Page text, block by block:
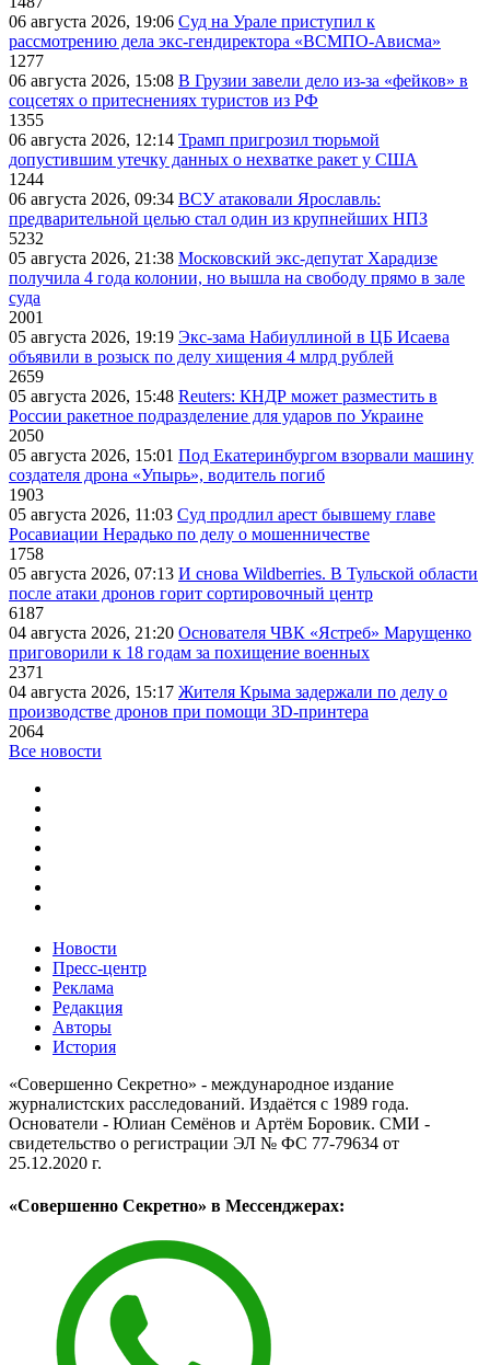
06 августа 2026, 19:06 Суд на Урале приступил к
рассмотрению дела экс-гендиректора «ВСМПО-Ависма»
1277
06 августа 2026, 15:08 В Грузии завели дело из-за «фейков» в
соцсетях о притеснениях туристов из РФ
1355
06 августа 2026, 12:14 Трамп пригрозил тюрьмой
допустившим утечку данных о нехватке ракет у США
1244
06 августа 2026, 09:34 ВСУ атаковали Ярославль:
предварительной целью стал один из крупнейших НПЗ
5232
05 августа 2026, 21:38 Московский экс-депутат Харадизе
получила 4 года колонии, но вышла на свободу прямо в зале
суда
2001
05 августа 2026, 19:19 Экс-зама Набиуллиной в ЦБ Исаева
объявили в розыск по делу хищения 4 млрд рублей
2659
05 августа 2026, 15:48 Reuters: КНДР может разместить в
России ракетное подразделение для ударов по Украине
2050
05 августа 2026, 15:01 Под Екатеринбургом взорвали машину
создателя дрона «Упырь», водитель погиб
1903
05 августа 2026, 11:03 Суд продлил арест бывшему главе
Росавиации Нерадько по делу о мошенничестве
1758
05 августа 2026, 07:13 И снова Wildberries. В Тульской области
после атаки дронов горит сортировочный центр
6187
04 августа 2026, 21:20 Основателя ЧВК «Ястреб» Марущенко
приговорили к 18 годам за похищение военных
2371
04 августа 2026, 15:17 Жителя Крыма задержали по делу о
производстве дронов при помощи 3D‑принтера
2064
Все новости
Новости
Пресс-центр
Реклама
Редакция
Авторы
История
«Совершенно Секретно» - международное издание
журналистских расследований. Издаётся с 1989 года.
Основатели - Юлиан Семёнов и Артём Боровик. CМИ -
свидетельство о регистрации ЭЛ № ФС 77-79634 от
25.12.2020 г.
«Совершенно Секретно» в Мессенджерах: